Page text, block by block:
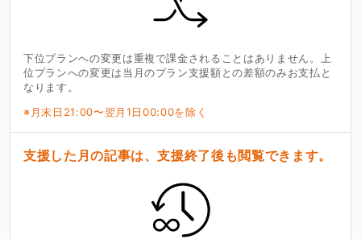
下位プランへの変更は重複で課金されることはありません。上
位プランへの変更は当月のプラン支援額との差額のみお支払と
なります。
※月末日21:00〜翌月1日00:00を除く
支援した月の記事は、支援終了後も閲覧できます。